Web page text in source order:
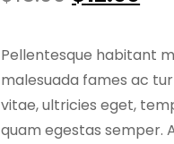
Pellentesque habitant
malesuada fames ac
vitae, ultricies eget,
quam egestas semper.